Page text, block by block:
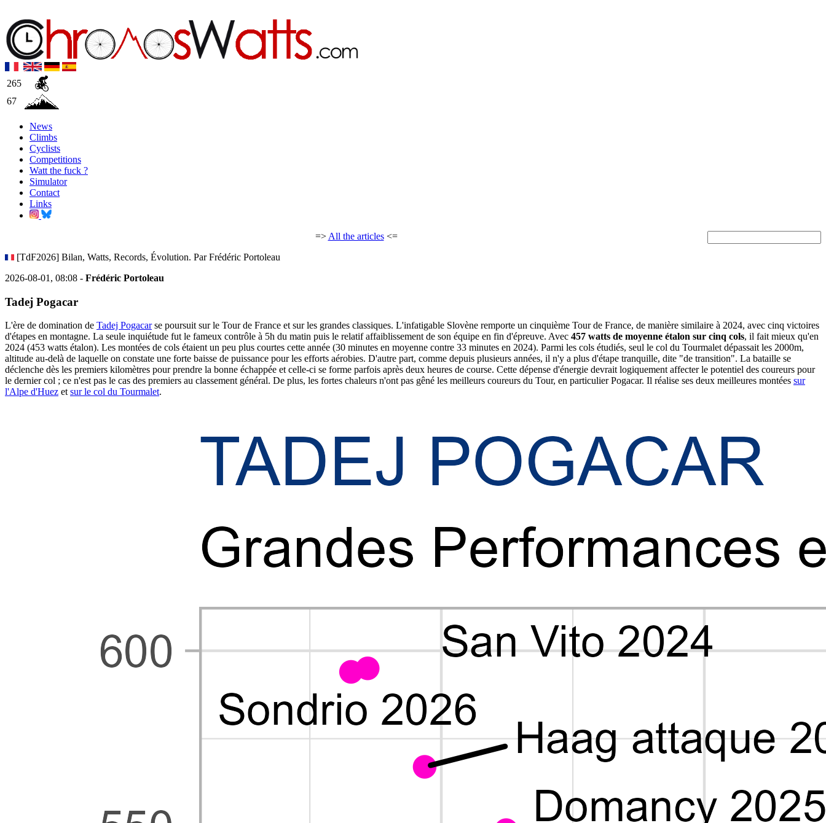
265
67
News
Climbs
Cyclists
Competitions
Watt the fuck ?
Simulator
Contact
Links
=> All the articles<=
[TdF2026] Bilan, Watts, Records, Évolution. Par Frédéric Portoleau
2026-08-01, 08:08 - Frédéric Portoleau
Tadej Pogacar
L'ère de domination de Tadej Pogacarse poursuit sur le Tour de France et sur les grandes classiques. L'infatigable Slovène remporte un cinquième Tour de France, de manière similaire à 2024, avec cinq victoires
d'étapes en montagne. La seule inquiétude fut le fameux contrôle à 5h du matin puis le relatif affaiblissement de son équipe en fin d'épreuve. Avec 457 watts de moyenne étalon sur cinq cols, il fait mieux qu'en
2024 (453 watts étalon). Les montées de cols étaient un peu plus courtes cette année (30 minutes en moyenne contre 33 minutes en 2024). Parmi les cols étudiés, seul le col du Tourmalet dépassait les 2000m,
altitude au-delà de laquelle on constate une forte baisse de puissance pour les efforts aérobies. D'autre part, comme depuis plusieurs années, il n'y a plus d'étape tranquille, dite "de transition". La bataille se
déclenche dès les premiers kilomètres pour prendre la bonne échappée et celle-ci se forme parfois après deux heures de course. Cette dépense d'énergie devrait logiquement affecter le potentiel des coureurs pour
le dernier col ; ce n'est pas le cas des premiers au classement général. De plus, les fortes chaleurs n'ont pas gêné les meilleurs coureurs du Tour, en particulier Pogacar. Il réalise ses deux meilleures montées sur
l'Alpe d'Huez etsur le col du Tourmalet.